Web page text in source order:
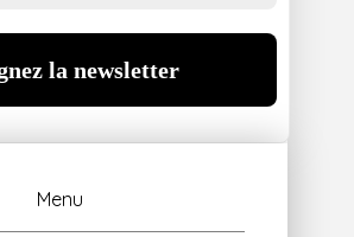
Menu